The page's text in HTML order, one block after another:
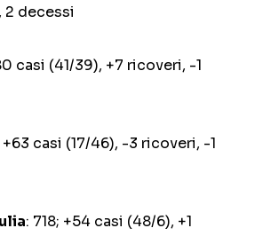
2 decessi
casi (41/39), +7 ricoveri, -1
+63 casi (17/46), -3 ricoveri, -1
: 718; +54 casi (48/6), +1